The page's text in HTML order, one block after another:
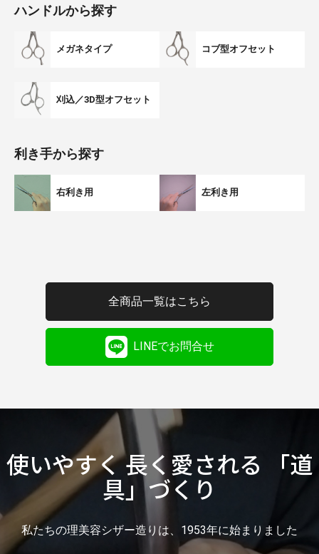
ハンドルから探す
メガネタイプ コブ型オフセット
刈込／3D型オフセット
利き手から探す
右利き用 左利き用
全商品一覧はこちら
LINEでお問合せ
使いやすく 長く愛される 「道
具」づくり
私たちの理美容シザー造りは、1953年に始まりました